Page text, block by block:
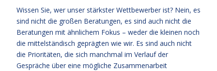
Wissen Sie, wer unser stärkster Wettbewerber ist? Nein, es
sind nicht die großen Beratungen, es sind auch nicht die
Beratungen mit ähnlichem Fokus – weder die kleinen noch
die mittelständisch geprägten wie wir. Es sind auch nicht
die Prioritäten, die sich manchmal im Verlauf der
Gespräche über eine mögliche Zusammenarbeit